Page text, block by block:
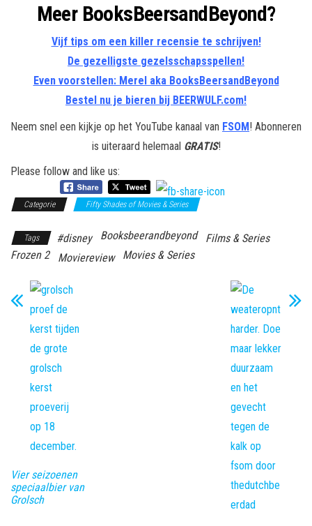
Meer BooksBeersandBeyond?
Vijf tips om een killer recensie te schrijven!
De gezelligste gezelsschapsspellen!
Even voorstellen: Merel aka BooksBeersandBeyond
Bestel nu je bieren bij BEERWULF.com!
Neem snel een kijkje op het YouTube kanaal van FSOM! Abonneren
is uiteraard helemaal GRATIS!
Please follow and like us:
Categorie Fifty Shades of Movies & Series
Tags #disney Booksbeerandbeyond
Films & Series
Frozen 2
Moviereview Movies & Series
Vier seizoenen
speciaalbier van
Grolsch